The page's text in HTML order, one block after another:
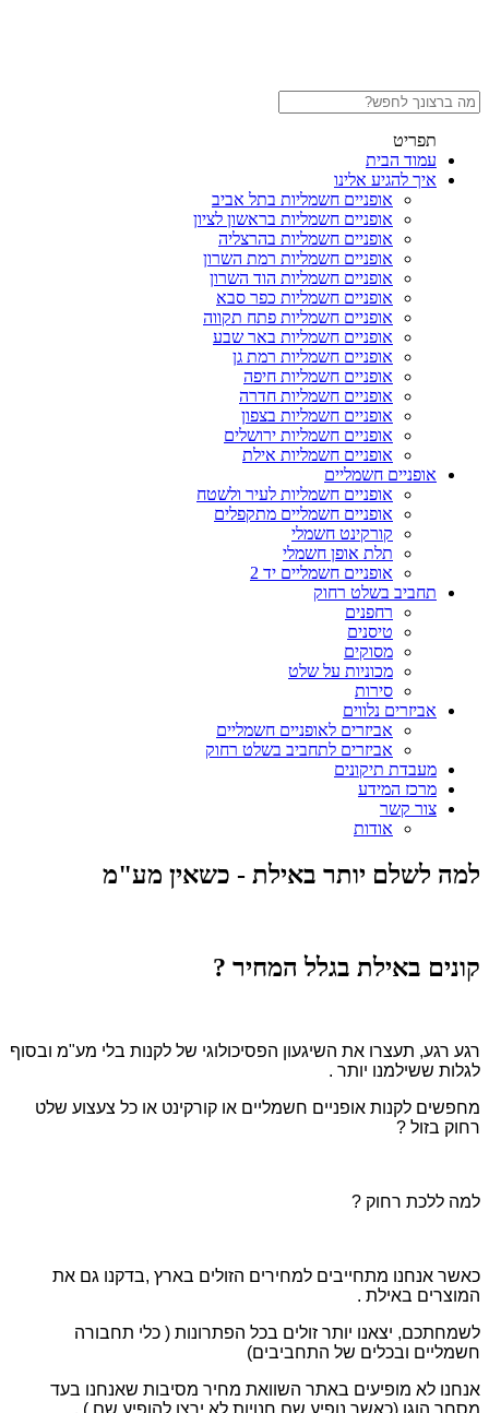
תפריט
עמוד הבית
איך להגיע אלינו
אופניים חשמליות בתל אביב
אופניים חשמליות בראשון לציון
אופניים חשמליות בהרצליה
אופניים חשמליות רמת השרון
אופניים חשמליות הוד השרון
אופניים חשמליות כפר סבא
אופניים חשמליות פתח תקווה
אופניים חשמליות באר שבע
אופניים חשמליות רמת גן
אופניים חשמליות חיפה
אופניים חשמליות חדרה
אופניים חשמליות בצפון
אופניים חשמליות ירושלים
אופניים חשמליות אילת
אופניים חשמליים
אופניים חשמליות לעיר ולשטח
אופניים חשמליים מתקפלים
קורקינט חשמלי
תלת אופן חשמלי
אופניים חשמליים יד 2
תחביב בשלט רחוק
רחפנים
טיסנים
מסוקים
מכוניות על שלט
סירות
אביזרים נלווים
אביזרים לאופניים חשמליים
אביזרים לתחביב בשלט רחוק
מעבדת תיקונים
מרכז המידע
צור קשר
אודות
למה לשלם יותר באילת - כשאין מע"מ
קונים באילת בגלל המחיר ?
רגע רגע, תעצרו את השיגעון הפסיכולוגי של לקנות בלי מע"מ ובסוף
לגלות ששילמנו יותר .
מחפשים לקנות אופניים חשמליים או קורקינט או כל צעצוע שלט
רחוק בזול ?
למה ללכת רחוק ?
כאשר אנחנו מתחייבים למחירים הזולים בארץ ,בדקנו גם את
המוצרים באילת .
לשמחתכם, יצאנו יותר זולים בכל הפתרונות ( כלי תחבורה
חשמליים ובכלים של התחביבים)
אנחנו לא מופיעים באתר השוואת מחיר מסיבות שאנחנו בעד
מסחר הוגן (כאשר נופיע שם חנויות לא ירצו להופיע שם ) .